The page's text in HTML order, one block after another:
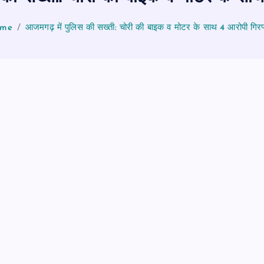
आजमगढ़ में पुलिस की सख्ती: चोरी की बाइक व मोटर के साथ 4 आरोपी